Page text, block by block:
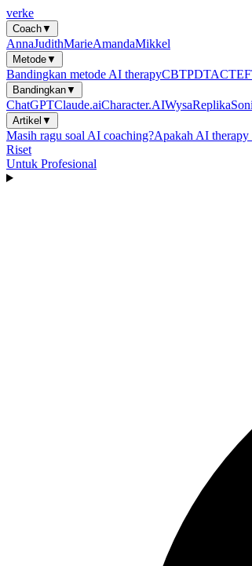
verke
Coach▼
AnnaJudithMarieAmandaMikkel
Metode▼
Bandingkan metode AI therapyCBTPDTACT
Bandingkan▼
ChatGPTClaude.aiCharacter.AIWysaReplika
Artikel ▼
Masih ragu soal AI coaching?Apakah AI therapy
Riset
Untuk Profesional